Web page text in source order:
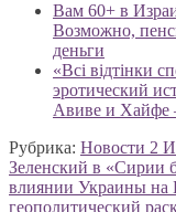
Вам 60+ в
Возможно,
деньги
«Всі відтінки
эротический
Авиве и Хайфе
Рубрика: Новости 2
Навигация
по
Предыдущая
запись:
Зеленский в «Сирии
влиянии Украины на
геополитический